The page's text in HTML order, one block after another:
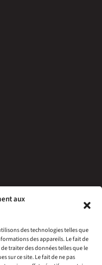
aux
des technologies telles que
des appareils. Le fait de
traiter des données telles que le
sur ce site. Le fait de ne pas